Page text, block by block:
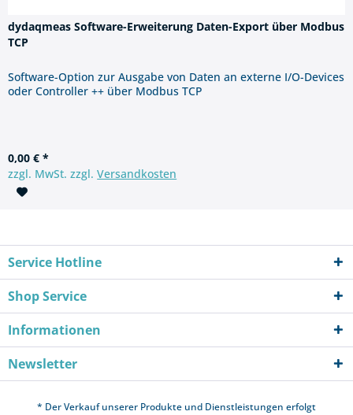
dydaqmeas Software-Erweiterung Daten-Export über Modbus
TCP
Software-Option zur Ausgabe von Daten an externe I/O-Devices
oder Controller ++ über Modbus TCP
0,00 € *
zzgl. MwSt. zzgl.Versandkosten
Service Hotline
Shop Service
Informationen
Newsletter
* Der Verkauf unserer Produkte und Dienstleistungen erfolgt